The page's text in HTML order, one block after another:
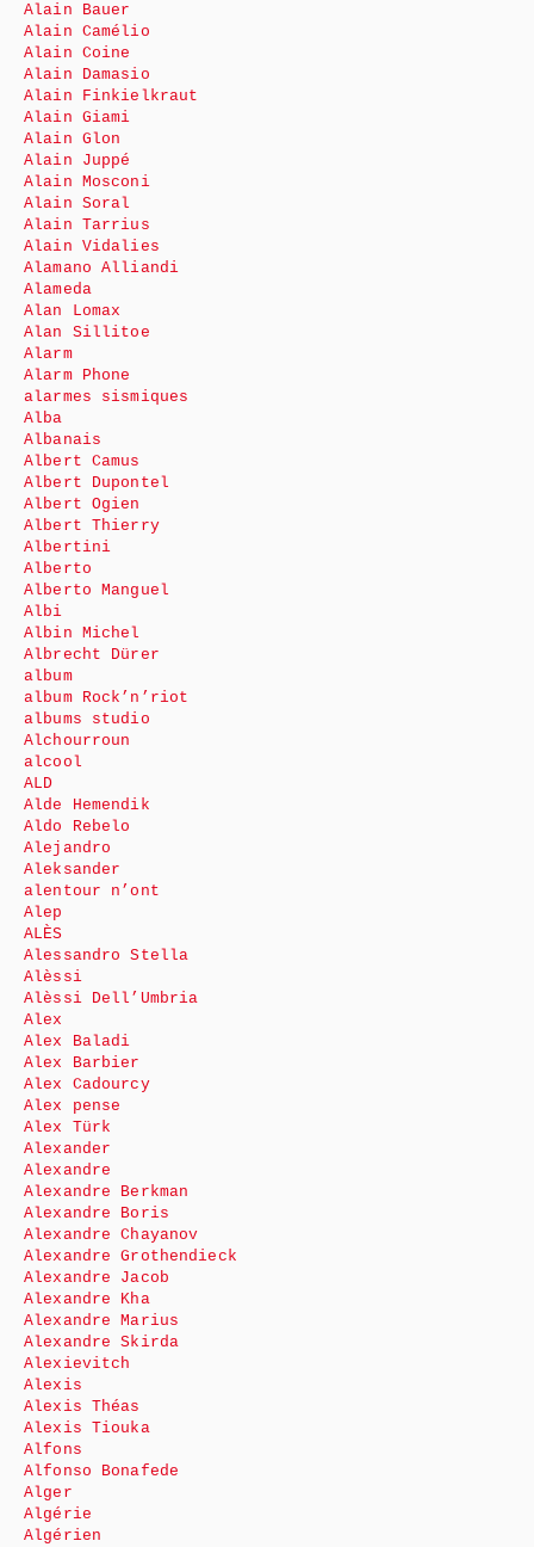
Alain Bauer
Alain Camélio
Alain Coine
Alain Damasio
Alain Finkielkraut
Alain Giami
Alain Glon
Alain Juppé
Alain Mosconi
Alain Soral
Alain Tarrius
Alain Vidalies
Alamano Alliandi
Alameda
Alan Lomax
Alan Sillitoe
Alarm
Alarm Phone
alarmes sismiques
Alba
Albanais
Albert Camus
Albert Dupontel
Albert Ogien
Albert Thierry
Albertini
Alberto
Alberto Manguel
Albi
Albin Michel
Albrecht Dürer
album
album Rock’n’riot
albums studio
Alchourroun
alcool
ALD
Alde Hemendik
Aldo Rebelo
Alejandro
Aleksander
alentour n’ont
Alep
ALÈS
Alessandro Stella
Alèssi
Alèssi Dell’Umbria
Alex
Alex Baladi
Alex Barbier
Alex Cadourcy
Alex pense
Alex Türk
Alexander
Alexandre
Alexandre Berkman
Alexandre Boris
Alexandre Chayanov
Alexandre Grothendieck
Alexandre Jacob
Alexandre Kha
Alexandre Marius
Alexandre Skirda
Alexievitch
Alexis
Alexis Théas
Alexis Tiouka
Alfons
Alfonso Bonafede
Alger
Algérie
Algérien